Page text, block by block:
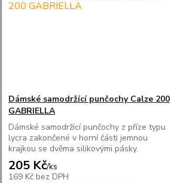
Dámské samodržící punčochy Calze 200
GABRIELLA
Dámské samodržící punčochy z příze typu
lycra zakončené v horní části jemnou
krajkou se dvěma silikovými pásky.
205 Kč/ks
169 Kč bez DPH